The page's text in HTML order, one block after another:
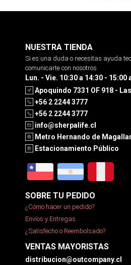
NUESTRA TIENDA
Si es una duda o necesitas ayuda
comunicarte con nosotros
Lun. - Vie. 10:30 a 14:30 - 15:00
Apoquindo 7331 OF 918 -
+56 2 2244 3777
+56 2 2244 3777
info@sherpalife.cl
Metro Hernando de
Estacionamiento Público
SOBRE TU PEDIDO
¿Cómo hacer un pedido?
Envíos y Entregas
¿Satisfecho o Reembolsado?
VENTAS MAYORISTAS
distribucion@outcompany.cl